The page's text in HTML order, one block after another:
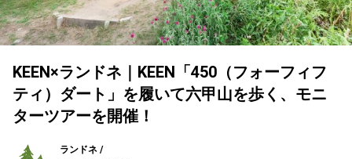
KEEN×ランドネ｜KEEN「450（フォーフィフ
ティ）ダート」を履いて六甲山を歩く、モニ
ターツアーを開催！
ランドネ /